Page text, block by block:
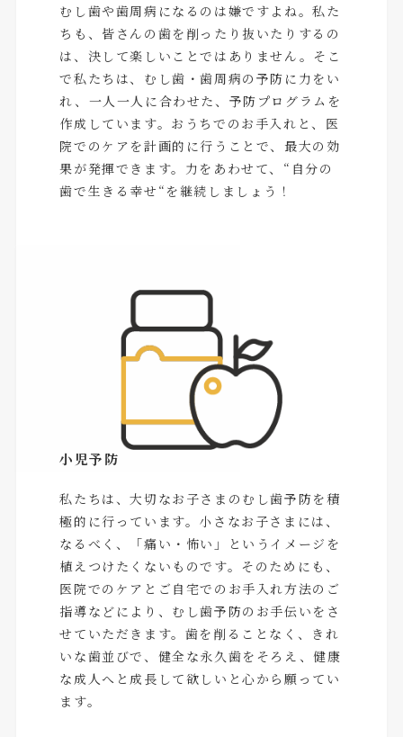
むし歯や歯周病になるのは嫌ですよね。私た
ちも、皆さんの歯を削ったり抜いたりするの
は、決して楽しいことではありません。そこ
で私たちは、むし歯・歯周病の予防に力をい
れ、一人一人に合わせた、予防プログラムを
作成しています。おうちでのお手入れと、医
院でのケアを計画的に行うことで、最大の効
果が発揮できます。力をあわせて、“自分の
歯で生きる幸せ“を継続しましょう！
小児予防
私たちは、大切なお子さまのむし歯予防を積
極的に行っています。小さなお子さまには、
なるべく、「痛い・怖い」というイメージを
植えつけたくないものです。そのためにも、
医院でのケアとご自宅でのお手入れ方法のご
指導などにより、むし歯予防のお手伝いをさ
せていただきます。歯を削ることなく、きれ
いな歯並びで、健全な永久歯をそろえ、健康
な成人へと成長して欲しいと心から願ってい
ます。